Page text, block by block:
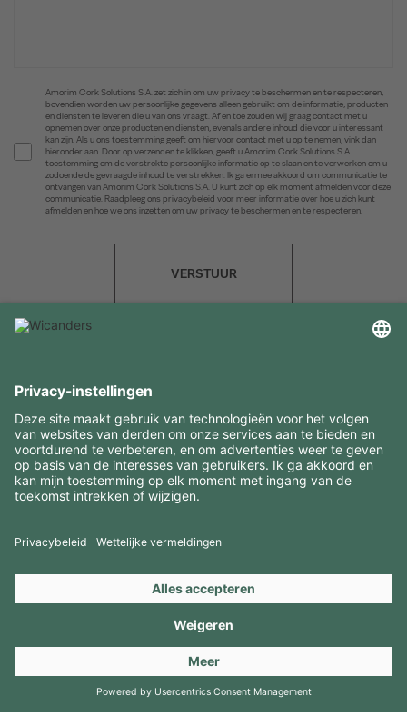
Amorim Cork Solutions S.A. zet zich in om uw privacy te beschermen en te respecteren,
bovendien worden uw persoonlijke gegevens alleen gebruikt om de informatie, producten
en diensten te leveren die u van ons vraagt. Af en toe zouden wij graag contact met u
opnemen over onze producten en diensten, evenals andere inhoud die voor u interessant
kan zijn. Als u ons toestemming geeft om hiervoor contact met u op te nemen, vink dan
hieronder aan. Door op verzenden te klikken, geeft u Amorim Cork Solutions S.A.
toestemming om de verstrekte persoonlijke informatie op te slaan en te verwerken om u
zodoende de gevraagde inhoud te verstrekken. Ik ga ermee akkoord om communicatie te
ontvangen van Amorim Cork Solutions S.A. U kunt zich op elk moment afmelden voor deze
communicatie. Raadpleeg ons privacybeleid voor meer informatie over hoe u zich kunt
afmelden en hoe we ons inzetten om uw privacy te beschermen en te respecteren.
VERSTUUR
INTERESSANTE INFORMATIE
MIDDELEN
CONTACTEN
Copyright 2026 © Amorim Cork Solutions. All rights reserved.
byWebcomum